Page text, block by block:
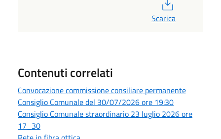
Scarica
Contenuti correlati
Convocazione commissione consiliare permanente
Consiglio Comunale del 30/07/2026 ore 19:30
Consiglio Comunale straordinario 23 luglio 2026 ore
17_30